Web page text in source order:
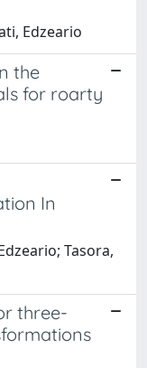
Edzeario
the
for roarty
In
Tasora,
three-